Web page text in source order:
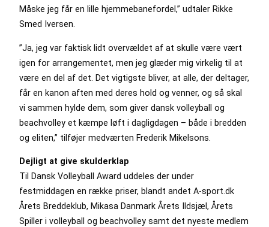
Måske jeg får en lille hjemmebanefordel,” udtaler Rikke
Smed Iversen.
”Ja, jeg var faktisk lidt overvældet af at skulle være vært
igen for arrangementet, men jeg glæder mig virkelig til at
være en del af det. Det vigtigste bliver, at alle, der deltager,
får en kanon aften med deres hold og venner, og så skal
vi sammen hylde dem, som giver dansk volleyball og
beachvolley et kæmpe løft i dagligdagen – både i bredden
og eliten,” tilføjer medværten Frederik Mikelsons.
Dejligt at give skulderklap
Til Dansk Volleyball Award uddeles der under
festmiddagen en række priser, blandt andet A-sport.dk
Årets Breddeklub, Mikasa Danmark Årets Ildsjæl, Årets
Spiller i volleyball og beachvolley samt det nyeste medlem